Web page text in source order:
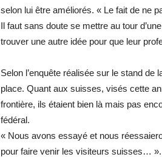
selon lui être améliorés. « Le fait de ne
Il faut sans doute se mettre au tour
trouver une autre idée pour que leur
Selon l’enquête réalisée sur le stand
place. Quant aux suisses, visés cette
frontière, ils étaient bien là mais pas
fédéral.
« Nous avons essayé et nous
pour faire venir les visiteurs suisses… ».